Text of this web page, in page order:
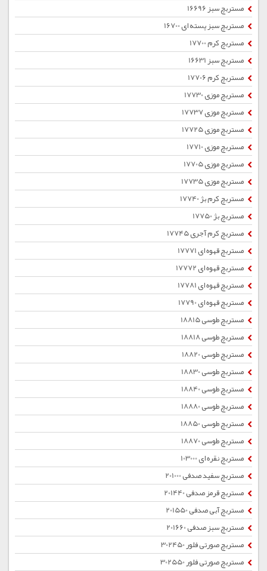
مستربچ سبز 16696
مستربچ سبز پسته ای 16700
مستربچ کرم 17700
مستربچ سبز 16631
مستربچ کرم 17706
مستربچ موزی 17730
مستربچ موزی 17737
مستربچ موزی 17725
مستربچ موزی 17710
مستربچ موزی 17705
مستربچ موزی 17735
مستربچ کرم بژ 17740
مستربچ بژ 17750
مستربچ کرم آجری 17745
مستربچ قهوه ای 17771
مستربچ قهوه ای 17772
مستربچ قهوه ای 17781
مستربچ قهوه ای 17790
مستربچ طوسی 18815
مستربچ طوسی 18818
مستربچ طوسی 18820
مستربچ طوسی 18830
مستربچ طوسی 18840
مستربچ طوسی 18880
مستربچ طوسی 18850
مستربچ طوسی 18870
مستربچ نقره ای 103000
مستربچ سفید صدفی 201000
مستربچ قرمز صدفی 201440
مستربچ آبی صدفی 201550
مستربچ سبز صدفی 201660
مستربچ صورتی فلور 302450
مستربچ صورتی فلور 302550